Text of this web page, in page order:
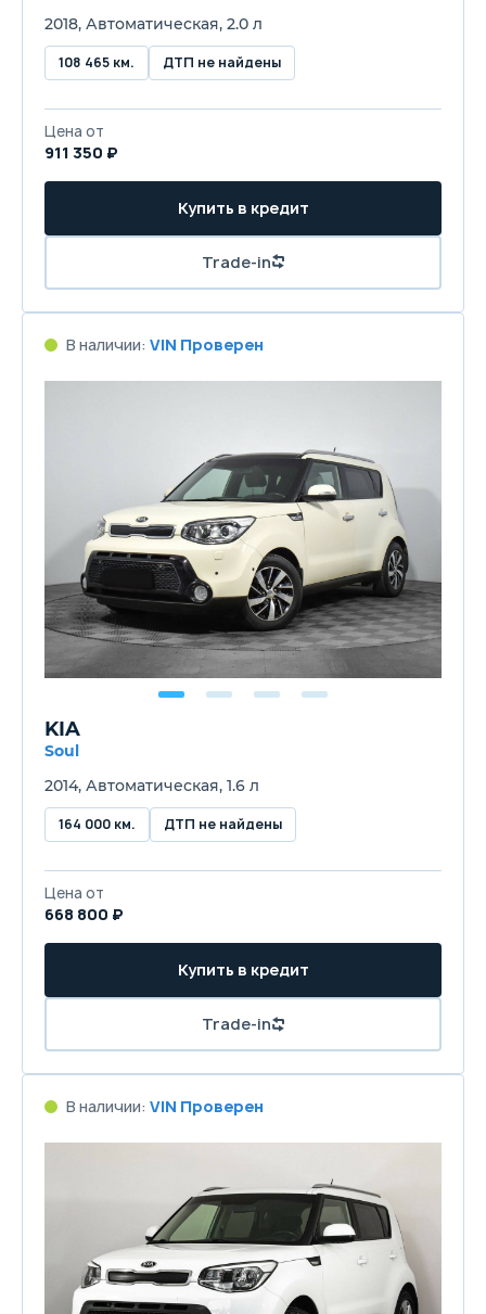
2018, Автоматическая, 2.0 л
108 465 км. ДТП не найдены
Цена от
911 350 ₽
Купить в кредит
Trade-in
В наличии: VIN Проверен
KIA
Soul
2014, Автоматическая, 1.6 л
164 000 км. ДТП не найдены
Цена от
668 800 ₽
Купить в кредит
Trade-in
В наличии: VIN Проверен